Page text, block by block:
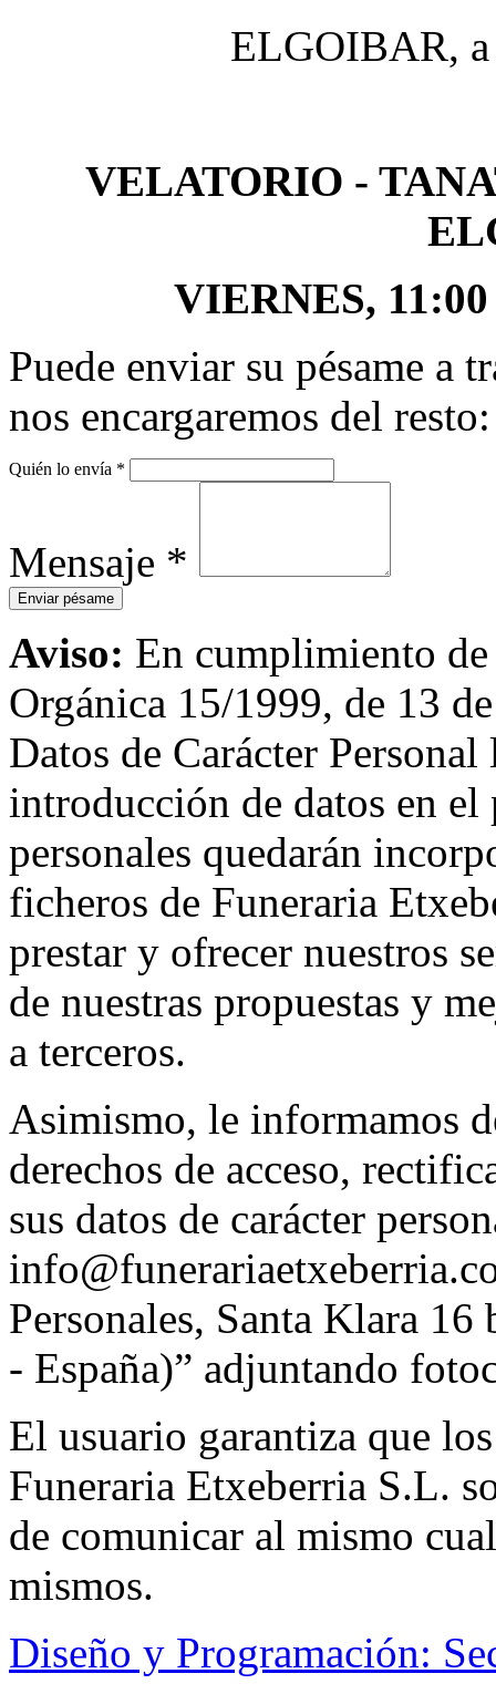
ELGOIBAR, a
VELATORIO -
VIERNES,
Puede enviar su pésame a
nos encargaremos del resto:
Quién lo envía *
Mensaje *
Aviso: En cumplimiento
Orgánica 15/1999, de 13
Datos de Carácter
introducción de datos en
personales quedarán
ficheros de Funeraria
prestar y ofrecer nuestros
de nuestras propuestas y
a terceros.
Asimismo, le informamos
derechos de acceso,
sus datos de carácter
Personales, Santa Klara
- España)” adjuntando
El usuario garantiza que
Funeraria Etxeberria S.L.
de comunicar al mismo
mismos.
Diseño y Programación: